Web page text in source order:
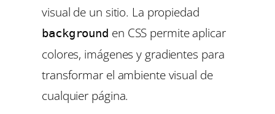
visual de un sitio. La propiedad
background en CSS permite aplicar
colores, imágenes y gradientes para
transformar el ambiente visual de
cualquier página.